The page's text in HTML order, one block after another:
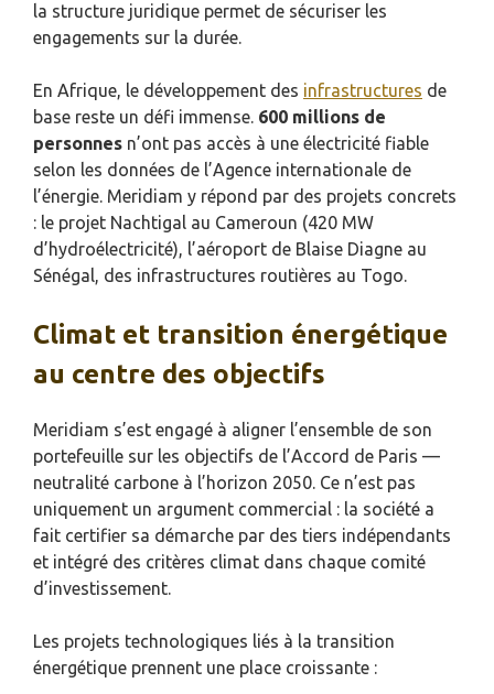
la structure juridique permet de sécuriser les
engagements sur la durée.
En Afrique, le développement des infrastructures de
base reste un défi immense. 600 millions de
personnes n’ont pas accès à une électricité fiable
selon les données de l’Agence internationale de
l’énergie. Meridiam y répond par des projets concrets
: le projet Nachtigal au Cameroun (420 MW
d’hydroélectricité), l’aéroport de Blaise Diagne au
Sénégal, des infrastructures routières au Togo.
Climat et transition énergétique
au centre des objectifs
Meridiam s’est engagé à aligner l’ensemble de son
portefeuille sur les objectifs de l’Accord de Paris —
neutralité carbone à l’horizon 2050. Ce n’est pas
uniquement un argument commercial : la société a
fait certifier sa démarche par des tiers indépendants
et intégré des critères climat dans chaque comité
d’investissement.
Les projets technologiques liés à la transition
énergétique prennent une place croissante :